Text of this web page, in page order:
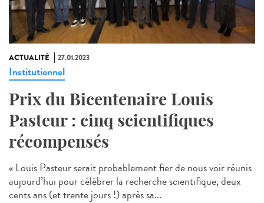
ACTUALITÉ 27.01.2023
Institutionnel
Prix du Bicentenaire Louis
Pasteur : cinq scientifiques
récompensés
« Louis Pasteur serait probablement fier de nous voir réunis
aujourd’hui pour célébrer la recherche scientifique, deux
cents ans (et trente jours !) après sa...